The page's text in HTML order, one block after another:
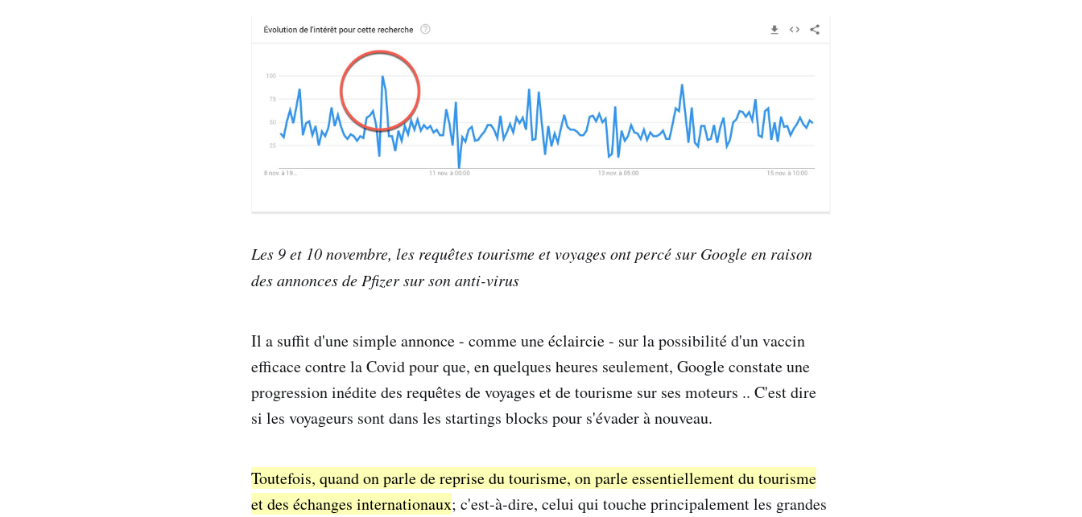
Les 9 et 10 novembre, les requêtes tourisme et voyages ont percé sur Google en raison
des annonces de Pfizer sur son anti-virus
Il a suffit d'une simple annonce - comme une éclaircie - sur la possibilité d'un vaccin
efficace contre la Covid pour que, en quelques heures seulement, Google constate une
progression inédite des requêtes de voyages et de tourisme sur ses moteurs .. C'est dire
si les voyageurs sont dans les startings blocks pour s'évader à nouveau.
Toutefois, quand on parle de reprise du tourisme, on parle essentiellement du tourisme
et des échanges internationaux; c'est-à-dire, celui qui touche principalement les grandes